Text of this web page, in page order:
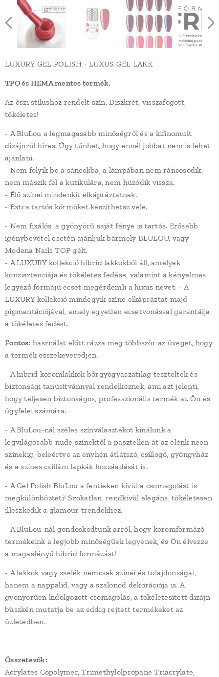
LUXURY GEL POLISH - LUXUS GÉL LAKK
TPO és HEMA mentes termék.
Az őszi stílushoz rendelt szín. Diszkrét, visszafogott,
tökéletes!
- A BluLou a legmagasabb minőségről és a kifinomult
dizájnról híres. Úgy tűnhet, hogy ennél jobbat nem is lehet
ajánlani.
- Nem folyik be a sáncokba, a lámpában nem ráncosodik,
nem mászik fel a kutikulára, nem húzódik vissza.
- Élő színei mindenkit elkápráztatnak.
- Extra tartós körmöket készíthetsz vele.
- Nem fixálós, a gyönyörű saját fénye is tartós. Erősebb
igénybevétel esetén ajánljuk bármely BLULOU, vagy
Modena Nails TOP gélt.
- A LUXURY kollekció hibrid lakkokból áll, amelyek
konzisztenciája és tökéletes fedése, valamint a kényelmes
legyező formájú ecset megérdemli a luxus nevet. - A
LUXURY kollekció mindegyik színe elkápráztat majd
pigmentációjával, amely egyetlen ecsetvonással garantálja
a tökéletes fedést.
Fontos: használat előtt rázza meg többször az üveget, hogy
a termék összekeveredjen.
- A hibrid körömlakkok bőrgyógyászatilag teszteltek és
biztonsági tanúsítvánnyal rendelkeznek, ami azt jelenti,
hogy teljesen biztonságos, professzionális termék az Ön és
ügyfelei számára.
- A BluLou-nál széles színválasztékot kínálunk a
legvilágosabb nude színektől a pasztellen át az élénk neon
színekig, beleértve az enyhén átlátszó, csillogó, gyöngyház
és a színes csillám lapkák hozzáadását is.
- A Gel Polish BluLou a fentieken kívül a csomagolást is
megkülönbözteti! Szokatlan, rendkívül elegáns, tökéletesen
illeszkedik a glamour trendekhez.
- A BluLou-nál gondoskodtunk arról, hogy körömformázó
termékeink a legjobb minőségűek legyenek, és Ön élvezze
a magasfényű hibrid formázást!
- A lakkok vagy zselék nemcsak színei és tulajdonságai,
hanem a nappalid, vagy a szalonod dekorációja is. A
gyönyörűen kidolgozott csomagolás, a tökéletesített dizájn
büszkén mutatja be az eddig rejtett termékeket az
üzletedben.
Összetevők:
Acrylates Copolymer, Trimethylolpropane Triacrylate,